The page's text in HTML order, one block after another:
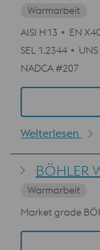
Warmarbeit
AISI H13
EN
SEL 1.2344
NADCA #207
Weiterlesen
BÖHLER
Warmarbeit
Market grade